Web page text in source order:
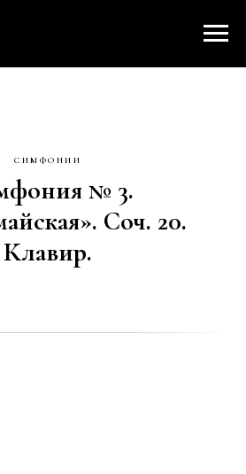
СИМФОНИИ
№ 3.
Соч. 20.
Клавир.